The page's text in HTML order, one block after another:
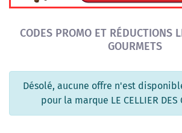
CODES PROMO ET RÉDUCTIONS
GOURMETS
Désolé, aucune offre n'est
pour la marque LE CELLIER DES